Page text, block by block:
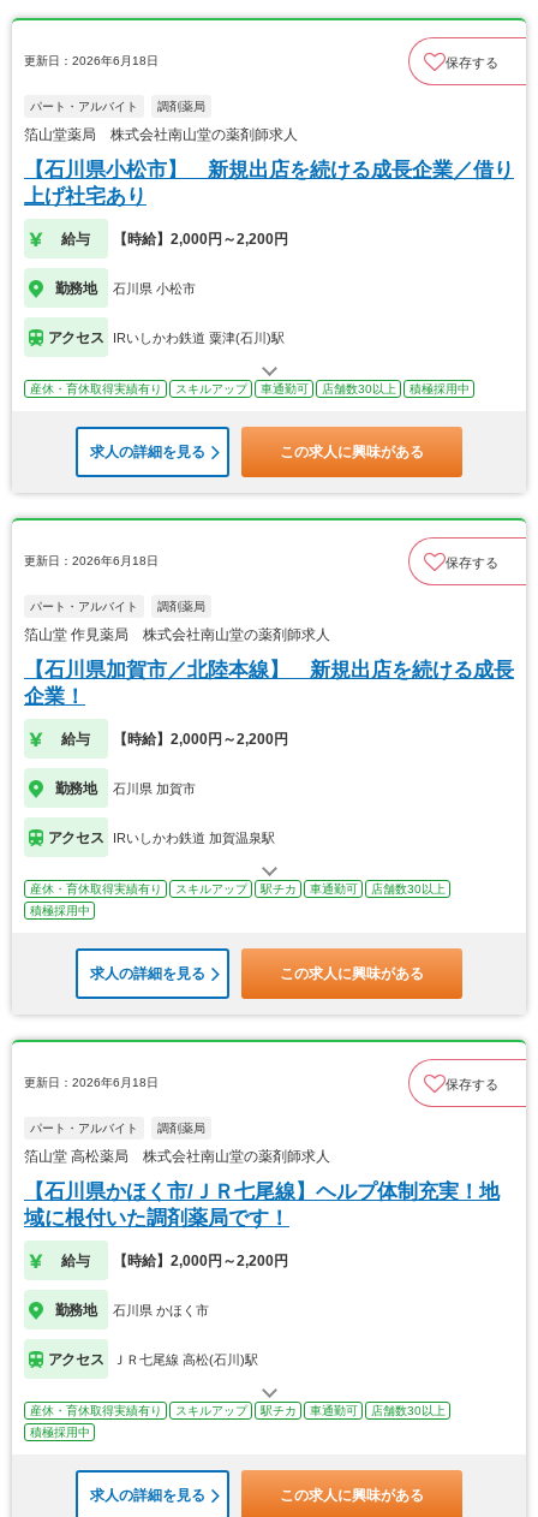
更新日：2026年6月18日 保存する
パート・アルバイト 調剤薬局
箔山堂薬局 株式会社南山堂の薬剤師求人
【石川県小松市】 新規出店を続ける成長企業／借り
上げ社宅あり
給与 【時給】2,000円～2,200円
勤務地 石川県 小松市
アクセス IRいしかわ鉄道 粟津(石川)駅
産休・育休取得実績有り スキルアップ 車通勤可 店舗数30以上 積極採用中
求人の詳細を見る この求人に興味がある
更新日：2026年6月18日 保存する
パート・アルバイト 調剤薬局
箔山堂 作見薬局 株式会社南山堂の薬剤師求人
【石川県加賀市／北陸本線】 新規出店を続ける成長
企業！
給与 【時給】2,000円～2,200円
勤務地 石川県 加賀市
アクセス IRいしかわ鉄道 加賀温泉駅
産休・育休取得実績有り スキルアップ 駅チカ 車通勤可
店舗数30以上
積極採用中
求人の詳細を見る この求人に興味がある
更新日：2026年6月18日 保存する
パート・アルバイト 調剤薬局
箔山堂 高松薬局 株式会社南山堂の薬剤師求人
【石川県かほく市/ＪＲ七尾線】ヘルプ体制充実！地
域に根付いた調剤薬局です！
給与 【時給】2,000円～2,200円
勤務地 石川県 かほく市
アクセス ＪＲ七尾線 高松(石川)駅
産休・育休取得実績有り スキルアップ 駅チカ 車通勤可
店舗数30以上
積極採用中
求人の詳細を見る この求人に興味がある